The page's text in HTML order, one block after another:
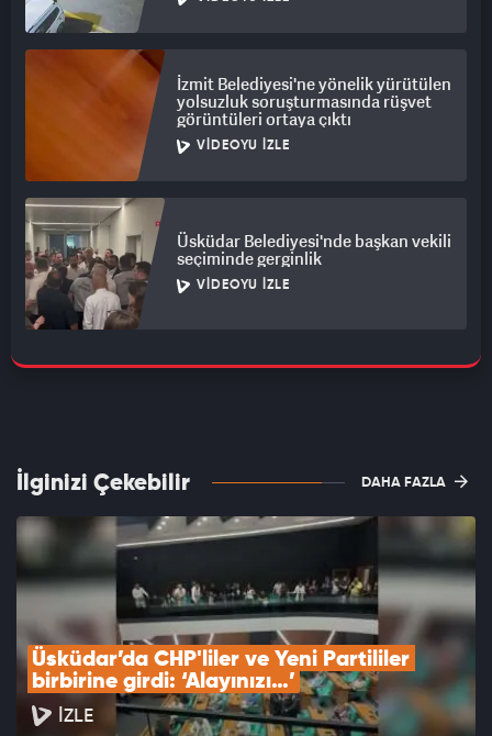
İzmit Belediyesi'ne yönelik yürütülen
yolsuzluk soruşturmasında rüşvet
görüntüleri ortaya çıktı
VIDEOYU İZLE
Üsküdar Belediyesi'nde başkan vekili
seçiminde gerginlik
VIDEOYU İZLE
İlginizi Çekebilir DAHA FAZLA
Üsküdar’da CHP'liler ve Yeni Partililer
birbirine girdi: ‘Alayınızı…’
İZLE